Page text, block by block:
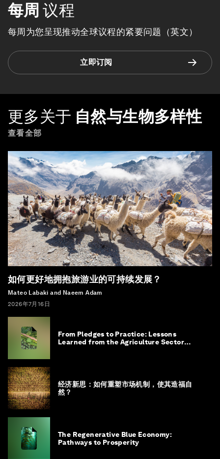
每周 议程
每周为您呈现推动全球议程的紧要问题（英文）
立即订阅
更多关于 自然与生物多样性
查看全部
如何更好地拥抱旅游业的可持续发展？
Mateo Labaki and Naeem Adam
2026年7月16日
From Pledges to Practice: Lessons
Learned from the Agriculture Sector
经济新思：如何重塑市场机制，使其造福自
然？
The Regenerative Blue Economy:
Pathways to Prosperity